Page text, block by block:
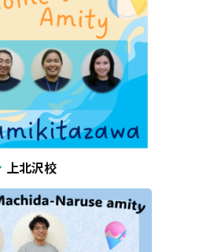
上北沢校